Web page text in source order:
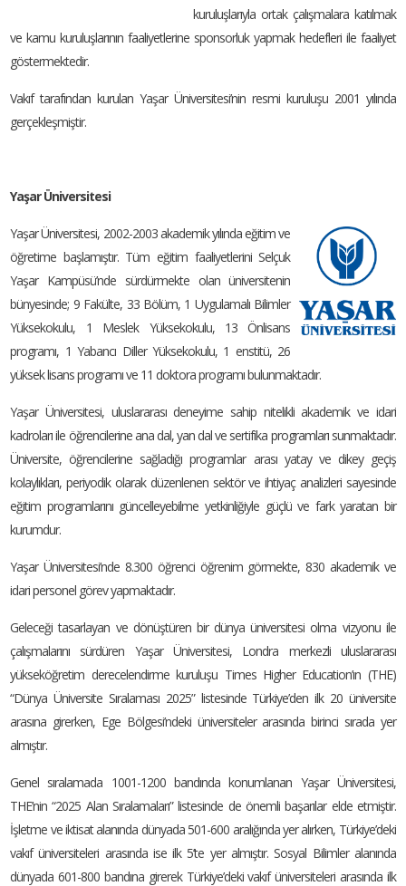
kuruluşlarıyla ortak çalışmalara katılmak
ve kamu kuruluşlarının faaliyetlerine sponsorluk yapmak hedefleri ile faaliyet
göstermektedir.
Vakıf tarafından kurulan Yaşar Üniversitesi’nin resmi kuruluşu 2001 yılında
gerçekleşmiştir.
Yaşar Üniversitesi
Yaşar Üniversitesi, 2002-2003 akademik yılında eğitim ve
öğretime başlamıştır. Tüm eğitim faaliyetlerini Selçuk
Yaşar Kampüsü’nde sürdürmekte olan üniversitenin
bünyesinde; 9 Fakülte, 33 Bölüm, 1 Uygulamalı Bilimler
Yüksekokulu, 1 Meslek Yüksekokulu, 13 Önlisans
programı, 1 Yabancı Diller Yüksekokulu, 1 enstitü, 26
yüksek lisans programı ve 11 doktora programı bulunmaktadır.
Yaşar Üniversitesi, uluslararası deneyime sahip nitelikli akademik ve idari
kadroları ile öğrencilerine ana dal, yan dal ve sertifika programları sunmaktadır.
Üniversite, öğrencilerine sağladığı programlar arası yatay ve dikey geçiş
kolaylıkları, periyodik olarak düzenlenen sektör ve ihtiyaç analizleri sayesinde
eğitim programlarını güncelleyebilme yetkinliğiyle güçlü ve fark yaratan bir
kurumdur.
Yaşar Üniversitesi’nde 8.300 öğrenci öğrenim görmekte, 830 akademik ve
idari personel görev yapmaktadır.
Geleceği tasarlayan ve dönüştüren bir dünya üniversitesi olma vizyonu ile
çalışmalarını sürdüren Yaşar Üniversitesi, Londra merkezli uluslararası
yükseköğretim derecelendirme kuruluşu Times Higher Education’ın (THE)
“Dünya Üniversite Sıralaması 2025” listesinde Türkiye’den ilk 20 üniversite
arasına girerken, Ege Bölgesi’ndeki üniversiteler arasında birinci sırada yer
almıştır.
Genel sıralamada 1001-1200 bandında konumlanan Yaşar Üniversitesi,
THE’nin “2025 Alan Sıralamaları” listesinde de önemli başarılar elde etmiştir.
İşletme ve iktisat alanında dünyada 501-600 aralığında yer alırken, Türkiye’deki
vakıf üniversiteleri arasında ise ilk 5’te yer almıştır. Sosyal Bilimler alanında
dünyada 601-800 bandına girerek Türkiye’deki vakıf üniversiteleri arasında ilk